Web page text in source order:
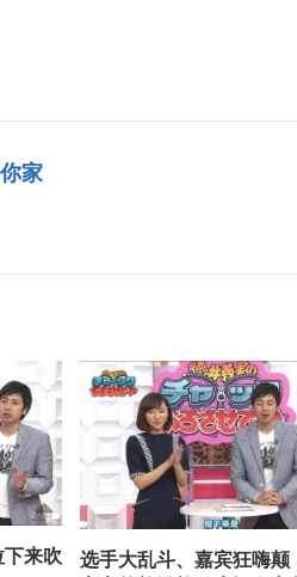
家
来吹
选手大乱斗、嘉宾狂嗨颠